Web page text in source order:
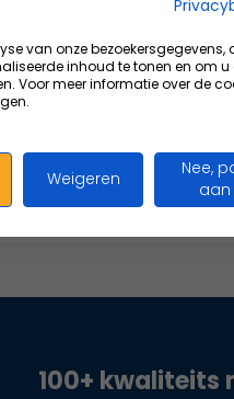
Vergelijk
456,63Excl.
100+ kwaliteits
van onze bezoekersgegevens,
inhoud te tonen en om u
Voor meer informatie over de
Weigeren
Nee,
aan